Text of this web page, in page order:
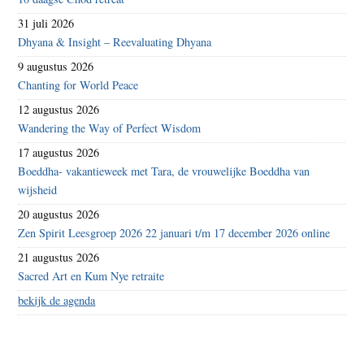
31 juli 2026
Dhyana & Insight – Reevaluating Dhyana
9 augustus 2026
Chanting for World Peace
12 augustus 2026
Wandering the Way of Perfect Wisdom
17 augustus 2026
Boeddha- vakantieweek met Tara, de vrouwelijke Boeddha van
wijsheid
20 augustus 2026
Zen Spirit Leesgroep 2026 22 januari t/m 17 december 2026 online
21 augustus 2026
Sacred Art en Kum Nye retraite
bekijk de agenda